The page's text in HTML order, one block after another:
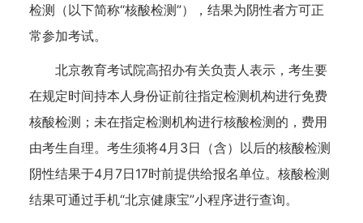
检测（以下简称“核酸检测”），结果为阴性者方可正
常参加考试。
北京教育考试院高招办有关负责人表示，考生要
在规定时间持本人身份证前往指定检测机构进行免费
核酸检测；未在指定检测机构进行核酸检测的，费用
由考生自理。考生须将4月3日（含）以后的核酸检测
阴性结果于4月7日17时前提供给报名单位。核酸检测
结果可通过手机“北京健康宝”小程序进行查询。